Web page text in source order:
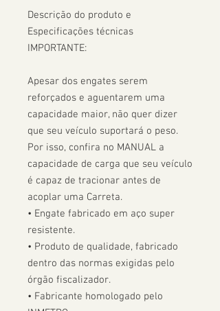
Descrição do produto e
Especificações técnicas
IMPORTANTE:
Apesar dos engates serem
reforçados e aguentarem uma
capacidade maior, não quer dizer
que seu veículo suportará o peso.
Por isso, confira no MANUAL a
capacidade de carga que seu veículo
é capaz de tracionar antes de
acoplar uma Carreta.
• Engate fabricado em aço super
resistente.
• Produto de qualidade, fabricado
dentro das normas exigidas pelo
órgão fiscalizador.
• Fabricante homologado pelo